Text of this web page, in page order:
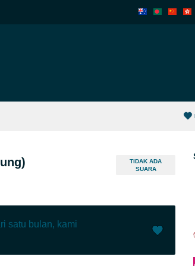
TIDAK ADA
SUARA
satu bulan, kami